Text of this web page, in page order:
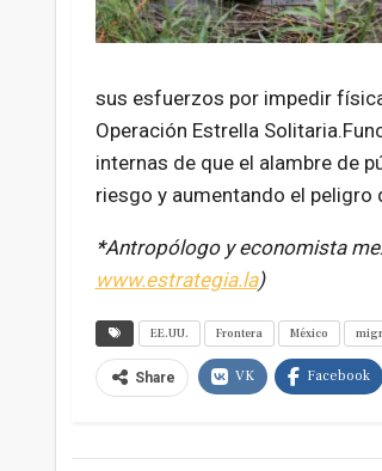
sus esfuerzos por impedir
Operación Estrella
internas de que el alambre de
riesgo y aumentando el peligro
*Antropólogo y economista
www.estrategia.la)
EE.UU. Frontera México
Share VK Facebook